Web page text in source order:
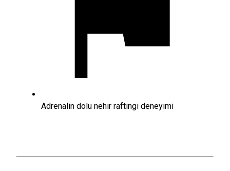
Adrenalin dolu nehir raftingi deneyimi